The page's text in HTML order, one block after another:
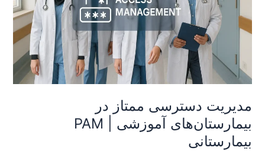
مدیریت دسترسی ممتاز در
بیمارستان‌های آموزشی | PAM
بیمارستانی
آموزشی
|
PAM
بیمارستانی